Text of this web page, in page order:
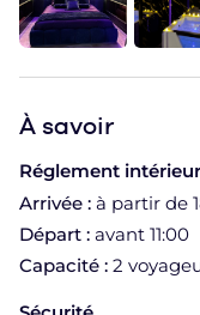
À savoir
Réglement intérieur
Arrivée : à partir de
Départ : avant 11:00
Capacité : 2